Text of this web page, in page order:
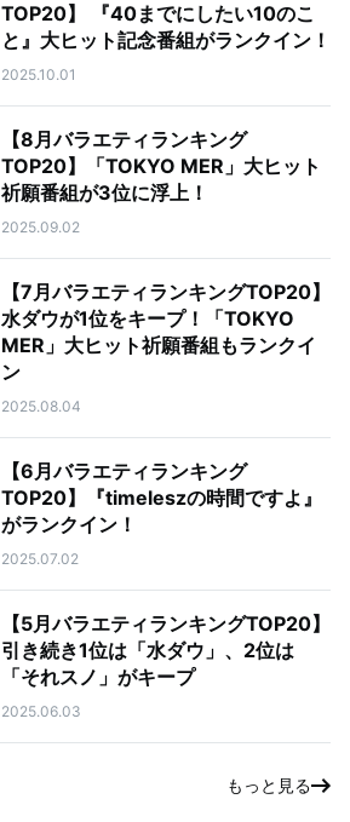
TOP20】 『40までにしたい10のこ
と』大ヒット記念番組がランクイン！
2025.10.01
【8月バラエティランキング
TOP20】「TOKYO MER」大ヒット
祈願番組が3位に浮上！
2025.09.02
【7月バラエティランキングTOP20】
水ダウが1位をキープ！「TOKYO
MER」大ヒット祈願番組もランクイ
ン
2025.08.04
【6月バラエティランキング
TOP20】『timeleszの時間ですよ』
がランクイン！
2025.07.02
【5月バラエティランキングTOP20】
引き続き1位は「水ダウ」、2位は
「それスノ」がキープ
2025.06.03
もっと見る